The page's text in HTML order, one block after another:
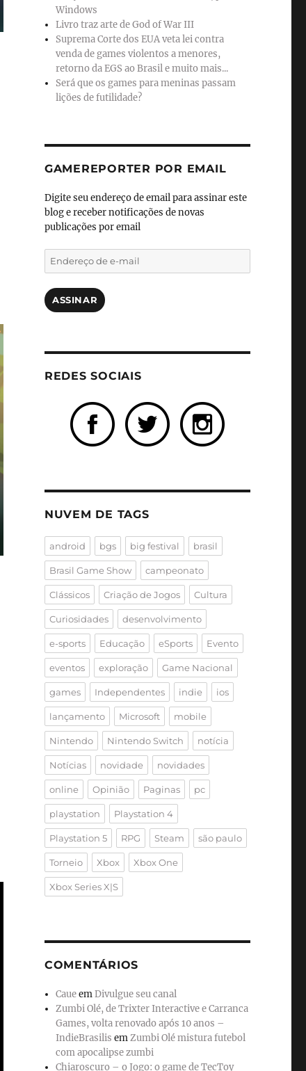
Windows
Livro traz arte de God of War III
Suprema Corte dos EUA veta lei contra
venda de games violentos a menores,
retorno da EGS ao Brasil e muito mais...
Será que os games para meninas passam
lições de futilidade?
GAMEREPORTER POR EMAIL
Digite seu endereço de email para assinar este
blog e receber notificações de novas
publicações por email
Endereço
de
e-
mail
ASSINAR
REDES SOCIAIS
NUVEM DE TAGS
android bgs big festival brasil
Brasil Game Show campeonato
Clássicos Criação de Jogos Cultura
Curiosidades desenvolvimento
e-sports Educação eSports Evento
eventos exploração Game Nacional
games Independentes indie ios
lançamento Microsoft mobile
Nintendo Nintendo Switch notícia
Notícias novidade novidades
online Opinião Paginas pc
playstation Playstation 4
Playstation 5 RPG Steam são paulo
Torneio Xbox Xbox One
Xbox Series X|S
COMENTÁRIOS
CaueemDivulgue seu canal
Zumbi Olé, de Trixter Interactive e Carranca
Games, volta renovado após 10 anos –
IndieBrasilis emZumbi Olé mistura futebol
com apocalipse zumbi
Chiaroscuro – o Jogo: o game de TecToy